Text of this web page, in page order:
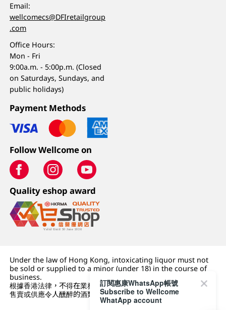
Email:
wellcomecs@DFIretailgroup
.com
Office Hours:
Mon - Fri
9:00a.m. - 5:00p.m. (Closed
on Saturdays, Sundays, and
public holidays)
Payment Methods
Follow Wellcome on
Quality eshop award
Under the law of Hong Kong, intoxicating liquor must not
be sold or supplied to a minor (under 18) in the course of
business.
根據香港法律，不得在業務過程中，向未成年人 (18 歲以下人士)
售賣或供應令人醺醉的酒類。
訂閱惠康WhatsApp帳號
Subscribe to Wellcome
WhatApp account